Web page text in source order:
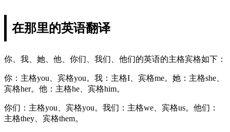
在那里的英语翻译
你、我、她、他、你们、我们、他们的英语的主格宾格如下：
你：主格you、宾格you。我：主格I、宾格me。她：主格she、
宾格her。他：主格he、宾格him。
你们：主格you、宾格you。我们：主格we、宾格us。他们：
主格they、宾格them。